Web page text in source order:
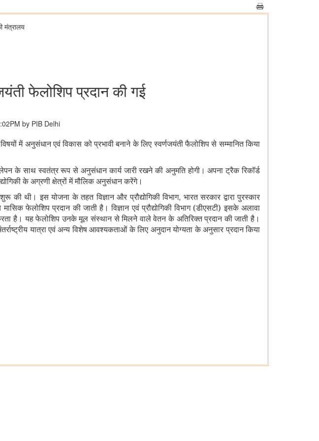
मंत्रालय
फेलोशिप प्रदान की गई
by PIB Delhi
में अनुसंधान एवं विकास को प्रभावी बनाने के लिए स्वर्णजयंती फैलोशिप से सम्मानित किया
के साथ स्वतंत्र रूप से अनुसंधान कार्य जारी रखने की अनुमति होगी। अपना ट्रैक रिकॉर्ड
के अग्रणी क्षेत्रों में मौलिक अनुसंधान करेंगे।
की थी। इस योजना के तहत विज्ञान और प्रौद्योगिकी विभाग, भारत सरकार द्वारा पुरस्कार
फेलोशिप प्रदान की जाती है। विज्ञान एवं प्रौद्योगिकी विभाग (डीएसटी) इसके अलावा
है। यह फेलोशिप उनके मूल संस्थान से मिलने वाले वेतन के अतिरिक्त प्रदान की जाती है।
यात्रा एवं अन्य विशेष आवश्यकताओं के लिए अनुदान योग्यता के अनुसार प्रदान किया